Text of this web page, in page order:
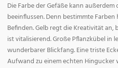
Die Farbe der Gefäße kann außerdem
beeinflussen. Denn bestimmte
Befinden. Gelb regt die Kreativität
ist vitalisierend. Große Pflanzkübel in
wunderbarer Blickfang. Eine triste
Aufwand zu einem echten Hingucker